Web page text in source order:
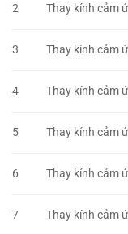
2 Thay kính cảm
3 Thay kính cảm
4 Thay kính cảm
5 Thay kính cảm
6 Thay kính cảm
7 Thay kính cảm